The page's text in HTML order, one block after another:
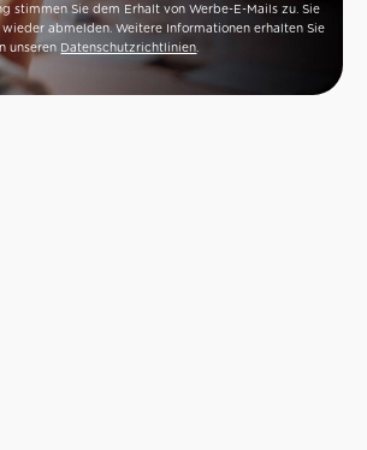
stimmen Sie dem Erhalt von Werbe-E-Mails zu. Sie
abmelden. Weitere Informationen erhalten Sie
unseren Datenschutzrichtlinien